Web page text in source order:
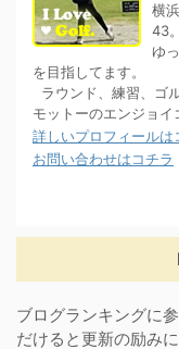
横
43。
ゆ
を目指してます。
ラウンド、練習、ゴ
モットーのエンジョイ
詳しいプロフィールは
お問い合わせはコチラ
ブログランキングに
だけると更新の励み